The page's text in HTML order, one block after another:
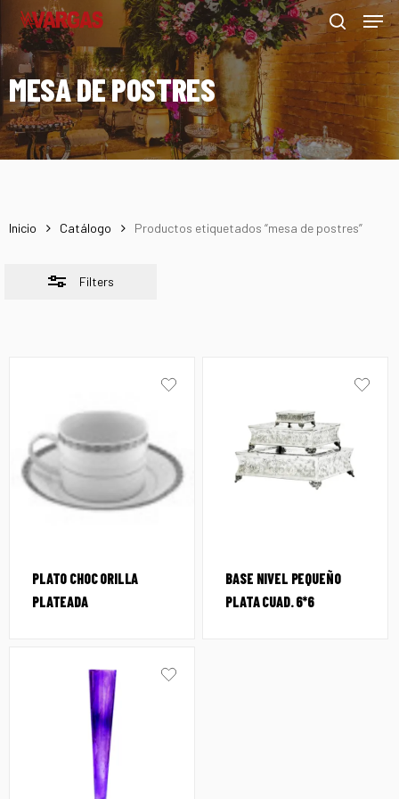
Skip
main
content
search
Menu
MESA DE POSTRES
Inicio Catálogo Productos etiquetados “mesa de postres”
Filters
Close
Filters
PLATO CHOC ORILLA
PLATEADA
BASE NIVEL PEQUEÑO
PLATA CUAD. 6*6
Menu